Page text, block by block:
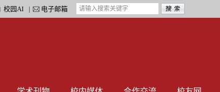
校园AI 电子邮箱